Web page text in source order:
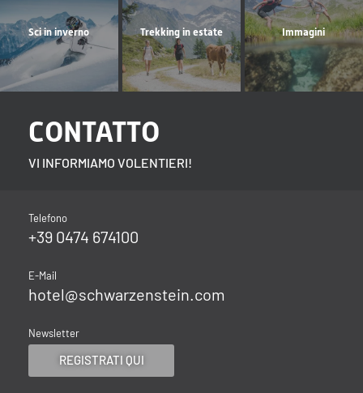
Sci in inverno Trekking in estate Immagini
CONTATTO
VI INFORMIAMO VOLENTIERI!
Telefono
+39 0474 674100
E-Mail
hotel@schwarzenstein.com
Newsletter
REGISTRATI QUI